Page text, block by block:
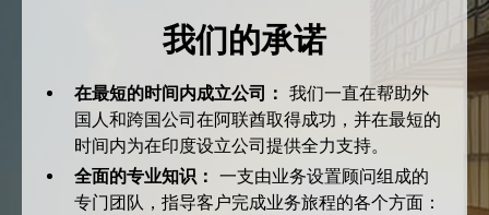
我们的承诺
在最短的时间内成立公司： 我们一直在帮助外
国人和跨国公司在阿联酋取得成功，并在最短的
时间内为在印度设立公司提供全力支持。
全面的专业知识： 一支由业务设置顾问组成的
专门团队，指导客户完成业务旅程的各个方面：